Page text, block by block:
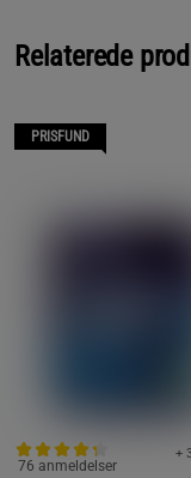
Relaterede
PRISFUND
+
76 anmeldelser